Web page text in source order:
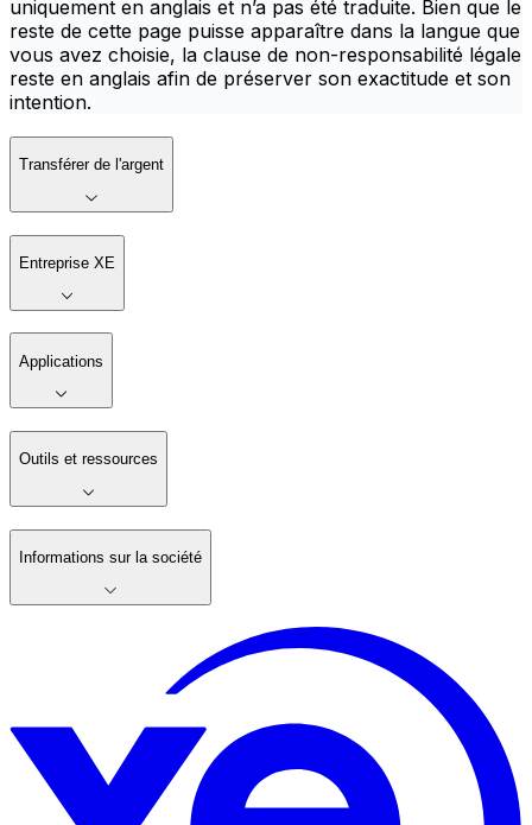
uniquement en anglais et n’a pas été traduite. Bien que le
reste de cette page puisse apparaître dans la langue que
vous avez choisie, la clause de non-responsabilité légale
reste en anglais afin de préserver son exactitude et son
intention.
Transférer de l'argent
Entreprise XE
Applications
Outils et ressources
Informations sur la société